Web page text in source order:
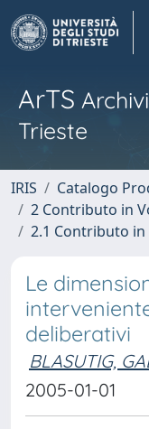
ArTS
Trieste
IRIS
Catalogo
2 Contributo in
2.1 Contributo in
Le
deliberativi
BLASUTIG,
2005-01-01